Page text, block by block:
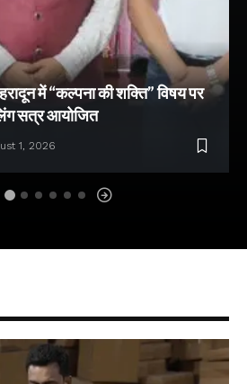
में “कल्पना की शक्ति” विषय पर
सत्र आयोजित
1, 2026